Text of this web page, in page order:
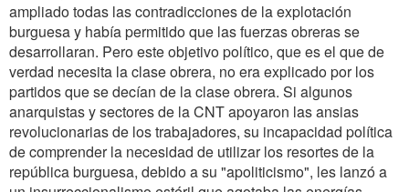
ampliado todas las contradicciones de la explotación
burguesa y había permitido que las fuerzas obreras se
desarrollaran. Pero este objetivo político, que es el que de
verdad necesita la clase obrera, no era explicado por los
partidos que se decían de la clase obrera. Si algunos
anarquistas y sectores de la CNT apoyaron las ansias
revolucionarias de los trabajadores, su incapacidad política
de comprender la necesidad de utilizar los resortes de la
república burguesa, debido a su "apoliticismo", les lanzó a